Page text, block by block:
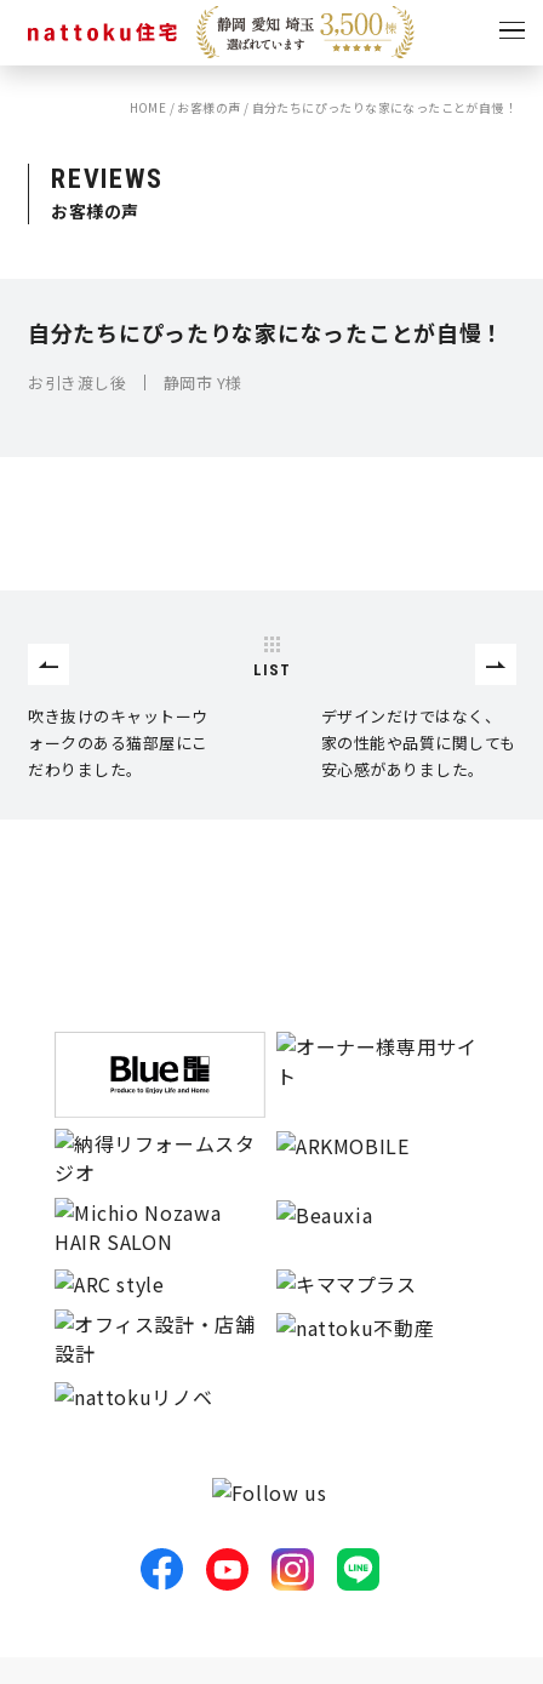
イベント
ショールーム
スタッフブログ
タップで電話をかける
来店・見学予約
nattoku住宅 10のこだわり
理想の暮らしを引き出すデザイン力
家具まで標準仕様の空間コーディネート
身体に優しい自然素材の家
耐震等級3 & 許容応力度計算 全棟標準
頑丈で長持ちの外壁
2030年の省エネ基準住宅
HOME / お客様の声 / 自分たちにぴったりな家になったことが自慢！
REVIEWS
お客様の声
自分たちにぴったりな家になったことが自慢！
お引き渡し後 静岡市 Y様
吹き抜けのキャットーウ
ォークのある猫部屋にこ
だわりました。
LIST
デザインだけではなく、
家の性能や品質に関しても
安心感がありました。